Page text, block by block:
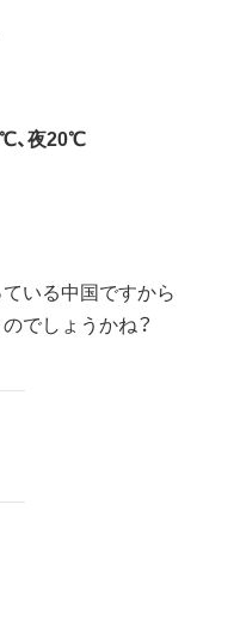
、夜20℃
いる中国ですから
でしょうかね？